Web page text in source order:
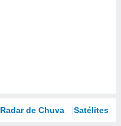
Radar de Chuva Satélites